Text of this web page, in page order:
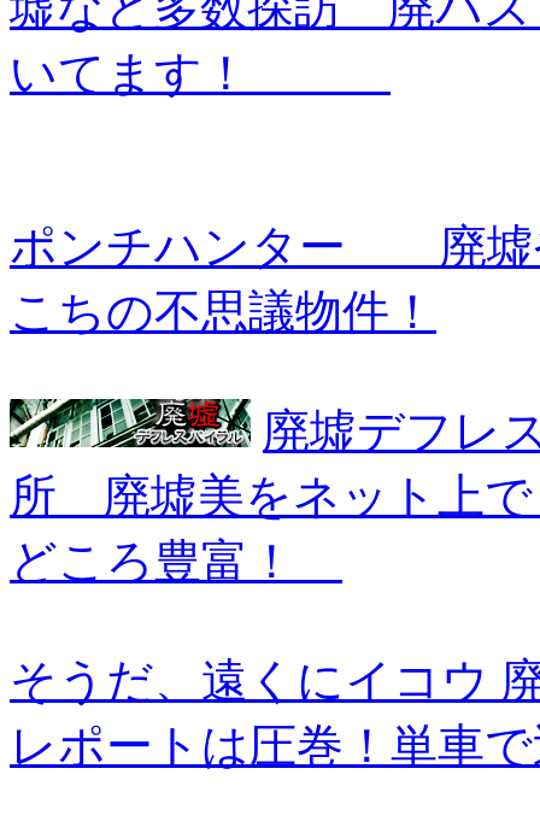
いてます！
ポンチハンター 廃墟
こちの不思議物件！
廃墟デフレ
所 廃墟美をネット上で
どころ豊富！
そうだ、遠くにイコウ
レポートは圧巻！単車